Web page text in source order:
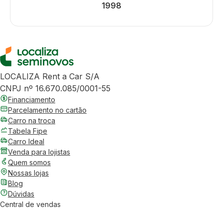
1998
LOCALIZA Rent a Car S/A
CNPJ nº 16.670.085/0001-55
Financiamento
Parcelamento no cartão
Carro na troca
Tabela Fipe
Carro Ideal
Venda para lojistas
Quem somos
Nossas lojas
Blog
Dúvidas
Central de vendas